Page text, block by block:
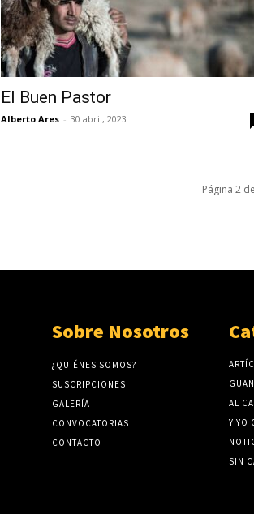
El Buen Pastor
Alberto Ares - 30 abril, 2023
Página 2
Sobre Nosotros
¿QUIÉNES SOMOS?
SUSCRIPCIONES
GALERÍA
CONVOCATORIAS
CONTACTO
AL
Y YO
SIN